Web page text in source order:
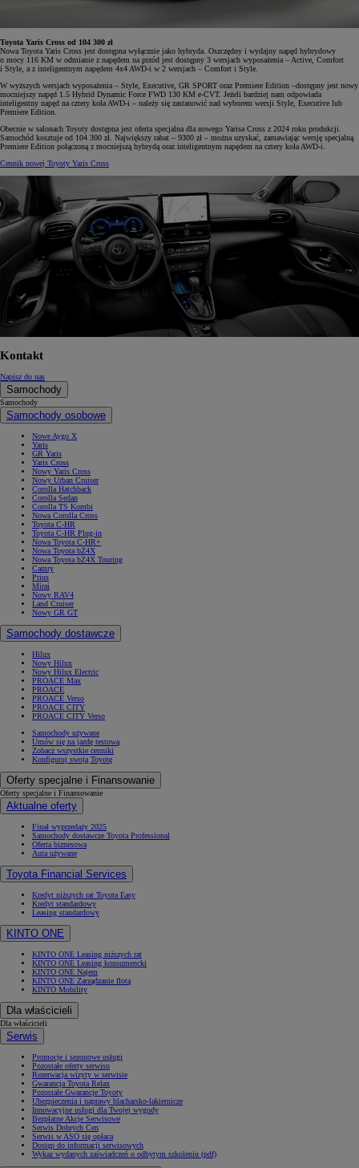
Toyota Yaris Cross od 104 300 zł
Nowa Toyota Yaris Cross jest dostępna wyłącznie jako hybryda. Oszczędny i wydajny napęd hybrydowy
o mocy 116 KM w odmianie z napędem na przód jest dostępny 3 wersjach wyposażenia – Active, Comfort
i Style, a z inteligentnym napędem 4x4 AWD-i w 2 wersjach – Comfort i Style.
W wyższych wersjach wyposażenia – Style, Executive, GR SPORT oraz Premiere Edition –dostępny jest nowy
mocniejszy napęd 1.5 Hybrid Dynamic Force FWD 130 KM e-CVT. Jeżeli bardziej nam odpowiada
inteligentny napęd na cztery koła AWD-i – należy się zastanowić nad wyborem wersji Style, Executive lub
Premiere Edition.
Obecnie w salonach Toyoty dostępna jest oferta specjalna dla nowego Yarisa Cross z 2024 roku produkcji.
Samochód kosztuje od 104 300 zł. Największy rabat – 9300 zł – można uzyskać, zamawiając wersję specjalną
Premiere Edition połączoną z mocniejszą hybrydą oraz inteligentnym napędem na cztery koła AWD-i.
Cennik nowej Toyoty Yaris Cross
Kontakt
Napisz do nas
Samochody
Samochody
Samochody osobowe
Nowe Aygo X
Yaris
GR Yaris
Yaris Cross
Nowy Yaris Cross
Nowy Urban Cruiser
Corolla Hatchback
Corolla Sedan
Corolla TS Kombi
Nowa Corolla Cross
Toyota C-HR
Toyota C-HR Plug-in
Nowa Toyota C-HR+
Nowa Toyota bZ4X
Nowa Toyota bZ4X Touring
Camry
Prius
Mirai
Nowy RAV4
Land Cruiser
Nowy GR GT
Samochody dostawcze
Hilux
Nowy Hilux
Nowy Hilux Electric
PROACE Max
PROACE
PROACE Verso
PROACE CITY
PROACE CITY Verso
Samochody używane
Umów się na jazdę testową
Zobacz wszystkie cenniki
Konfiguruj swoją Toyotę
Oferty specjalne i Finansowanie
Oferty specjalne i Finansowanie
Aktualne oferty
Finał wyprzedaży 2025
Samochody dostawcze Toyota Professional
Oferta biznesowa
Auta używane
Toyota Financial Services
Kredyt niższych rat Toyota Easy
Kredyt standardowy
Leasing standardowy
KINTO ONE
KINTO ONE Leasing niższych rat
KINTO ONE Leasing konsumencki
KINTO ONE Najem
KINTO ONE Zarządzanie flotą
KINTO Mobility
Dla właścicieli
Dla właścicieli
Serwis
Promocje i sezonowe usługi
Pozostałe oferty serwisu
Rezerwacja wizyty w serwisie
Gwarancja Toyota Relax
Pozostałe Gwarancje Toyoty
Ubezpieczenia i naprawy blacharsko-lakiernicze
Innowacyjne usługi dla Twojej wygody
Bezpłatne Akcje Serwisowe
Serwis Dobrych Cen
Serwis w ASO się opłaca
Dostęp do informacji serwisowych
Wykaz wydanych zaświadczeń o odbytym szkoleniu (pdf)